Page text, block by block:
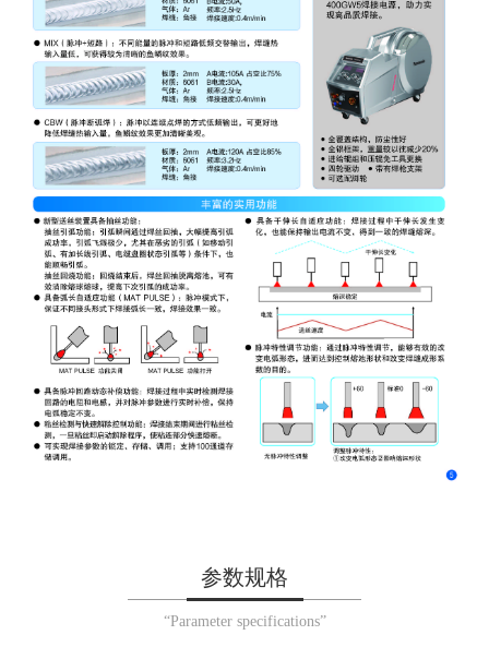
参数规格
“Parameter specifications”